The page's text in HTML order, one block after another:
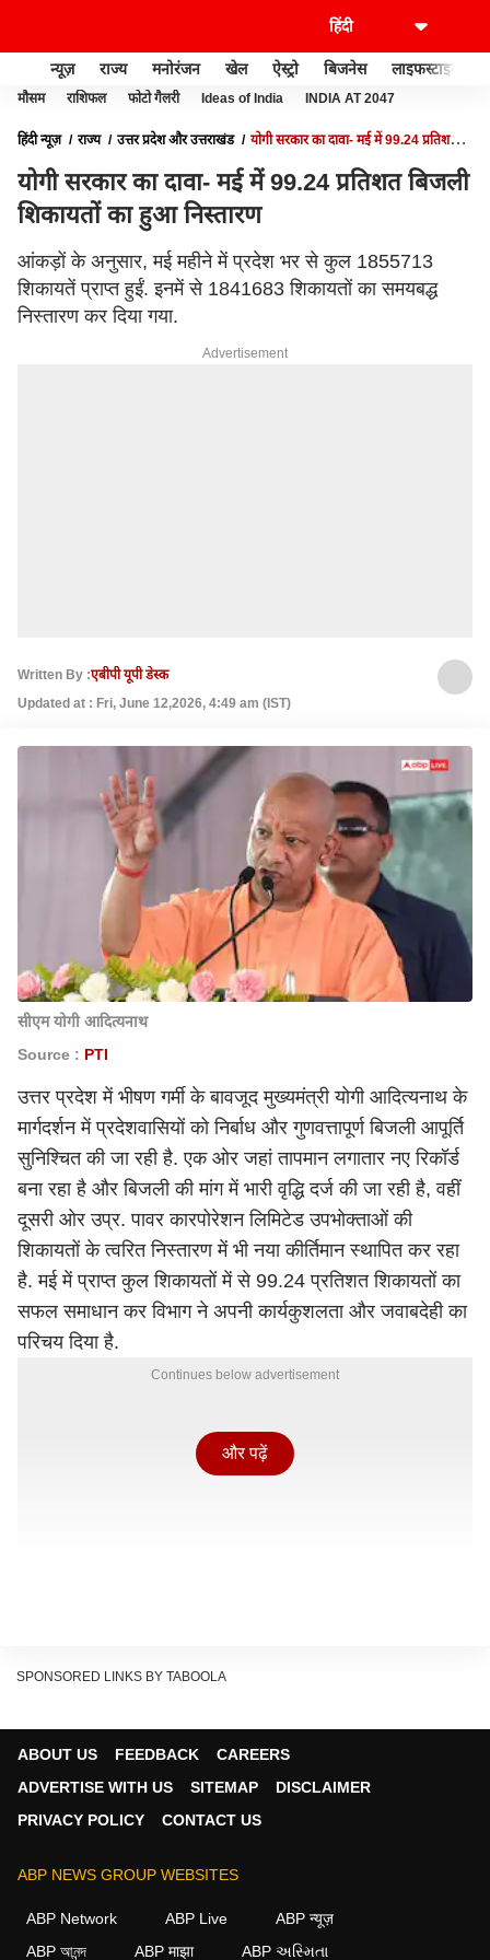
न्यूज़ राज्य मनोरंजन खेल ऐस्ट्रो बिजनेस लाइफस्टाइल
मौसम राशिफल फोटो गैलरी Ideas of India INDIA AT 2047
हिंदी न्यूज़ राज्य उत्तर प्रदेश और उत्तराखंड
योगी सरकार का दावा- मई में 99.24 प्रतिशत
योगी सरकार का दावा- मई में 99.24 प्रतिशत बिजली
शिकायतों का हुआ निस्तारण
आंकड़ों के अनुसार, मई महीने में प्रदेश भर से कुल 1855713
शिकायतें प्राप्त हुईं. इनमें से 1841683 शिकायतों का समयबद्ध
निस्तारण कर दिया गया.
Advertisement
Written By :एबीपी यूपी डेस्क
Updated at : Fri, June 12,2026, 4:49 am (IST)
सीएम योगी आदित्यनाथ
Source : PTI
उत्तर प्रदेश में भीषण गर्मी के बावजूद मुख्यमंत्री योगी आदित्यनाथ के
मार्गदर्शन में प्रदेशवासियों को निर्बाध और गुणवत्तापूर्ण बिजली आपूर्ति
सुनिश्चित की जा रही है. एक ओर जहां तापमान लगातार नए रिकॉर्ड
बना रहा है और बिजली की मांग में भारी वृद्धि दर्ज की जा रही है, वहीं
दूसरी ओर उप्र. पावर कारपोरेशन लिमिटेड उपभोक्ताओं की
शिकायतों के त्वरित निस्तारण में भी नया कीर्तिमान स्थापित कर रहा
है. मई में प्राप्त कुल शिकायतों में से 99.24 प्रतिशत शिकायतों का
सफल समाधान कर विभाग ने अपनी कार्यकुशलता और जवाबदेही का
परिचय दिया है.
Continues below advertisement
99.24 प्रतिशत शिकायतों का निस्तारण हुआ
शिकायतें प्राप्त हुईं. इनमें से 1841683 शिकायतों का समयबद्ध
और पढ़ें
SPONSORED LINKS BY TABOOLA
ABOUT US FEEDBACK
CAREERS
ADVERTISE WITH US
SITEMAP
DISCLAIMER
PRIVACY POLICY
CONTACT US
ABP NEWS GROUP WEBSITES
ABP Network ABP Live
ABP न्यूज़
ABP আনন্দ
ABP माझा ABP અસ્મિતા